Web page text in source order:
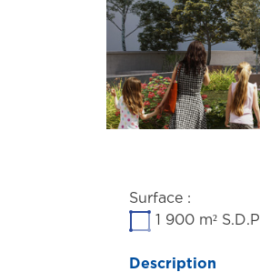
Surface :
1 900 m² S.D.P
Description